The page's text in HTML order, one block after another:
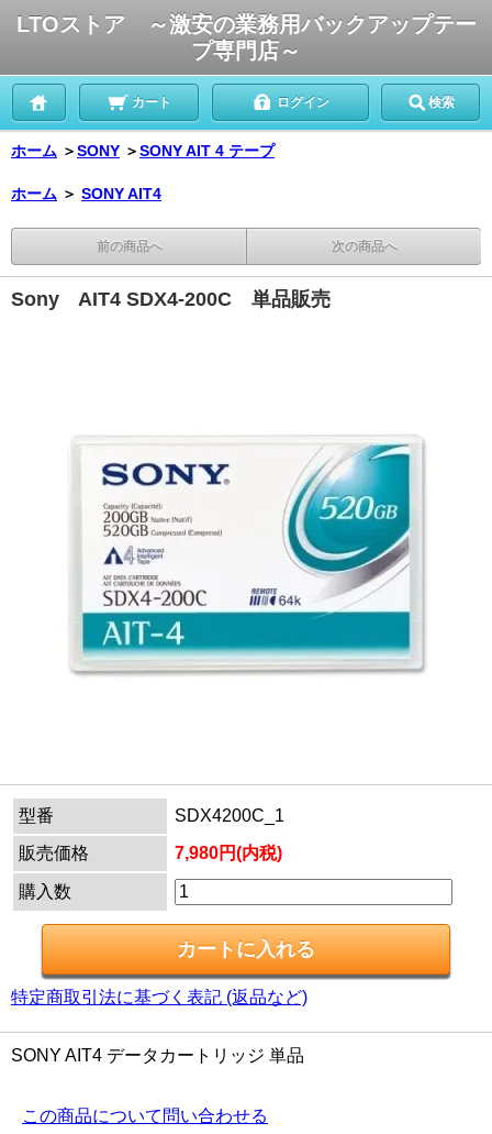
LTOストア ～激安の業務用バックアップテー
プ専門店～
カート ログイン 検索
ホーム ＞SONY ＞SONY AIT 4 テープ
ホーム ＞ SONY AIT4
前の商品へ 次の商品へ
Sony AIT4 SDX4-200C 単品販売
型番
SDX4200C_1
販売価格
7,980円(内税)
購入数
特定商取引法に基づく表記 (返品など)
SONY AIT4 データカートリッジ 単品
この商品について問い合わせる